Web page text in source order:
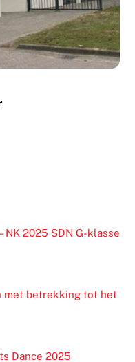
NK 2025 SDN G-klasse
met betrekking tot het
Dance 2025